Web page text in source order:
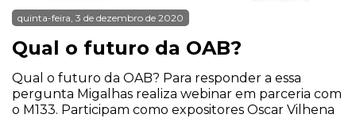
quinta-feira, 3 de dezembro de 2020
Qual o futuro da OAB?
Qual o futuro da OAB? Para responder a essa
pergunta Migalhas realiza webinar em parceria com
o M133. Participam como expositores Oscar Vilhena